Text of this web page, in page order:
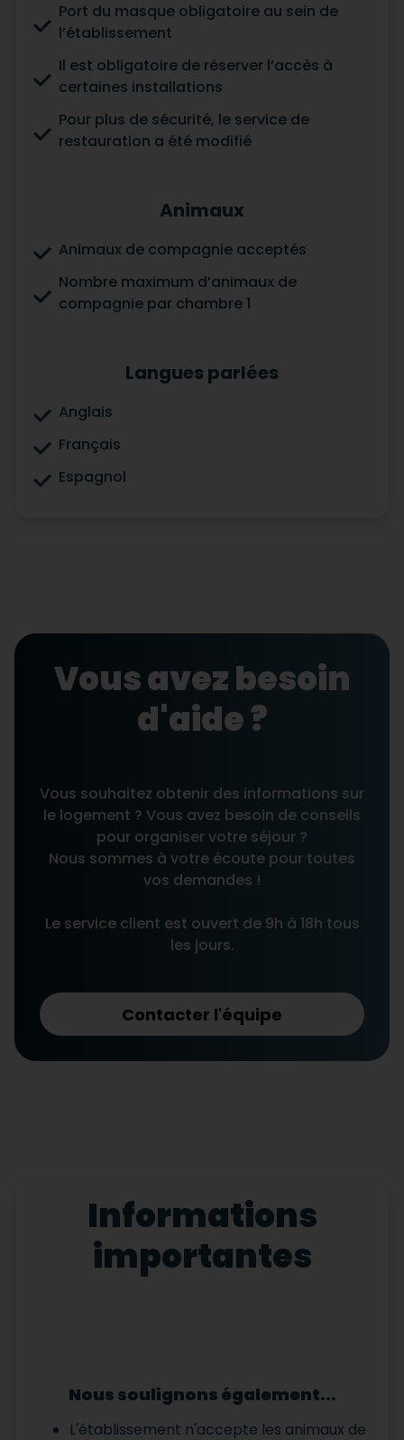
Port du masque obligatoire au sein de
l’établissement
Il est obligatoire de réserver l’accès à
certaines installations
Pour plus de sécurité, le service de
restauration a été modifié
Animaux
Animaux de compagnie acceptés
Nombre maximum d’animaux de
compagnie par chambre 1
Langues parlées
Anglais
Français
Espagnol
Vous avez besoin
d'aide ?
Vous souhaitez obtenir des informations sur
le logement ? Vous avez besoin de conseils
pour organiser votre séjour ?
Nous sommes à votre écoute pour toutes
vos demandes !
Le service client est ouvert de 9h à 18h tous
les jours.
Contacter l'équipe
Informations
importantes
Nous soulignons également...
L'établissement n'accepte les animaux de